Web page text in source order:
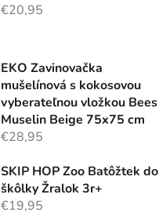
€20,95
EKO Zavinovačka
mušelínová s kokosovou
vyberateľnou vložkou Bees
Muselin Beige 75x75 cm
€28,95
SKIP HOP Zoo Batôžtek do
škôlky Žralok 3r+
€19,95